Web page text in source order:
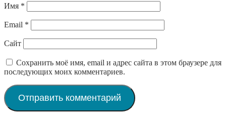
Имя *
Email *
Сайт
Сохранить моё имя, email и адрес сайта в этом браузере для
последующих моих комментариев.